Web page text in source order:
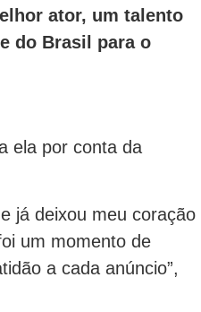
ator, um talento
do Brasil para o
ela por conta da
já deixou meu coração
um momento de
a cada anúncio”,